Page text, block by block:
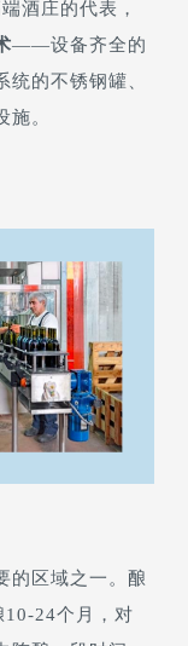
酒庄的代表，
——设备齐全的
的不锈钢罐、
施。
的区域之一。酿
10-24个月，对